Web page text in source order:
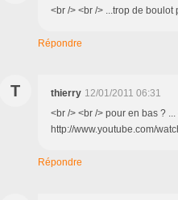
<br /> <br /> ...trop de
Répondre
T thierry 12/01/2011 06:31
<br /> <br /> pour en bas ?
http://www.youtube.com/
Répondre